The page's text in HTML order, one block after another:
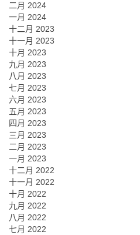
二月 2024
一月 2024
十二月 2023
十一月 2023
十月 2023
九月 2023
八月 2023
七月 2023
六月 2023
五月 2023
四月 2023
三月 2023
二月 2023
一月 2023
十二月 2022
十一月 2022
十月 2022
九月 2022
八月 2022
七月 2022